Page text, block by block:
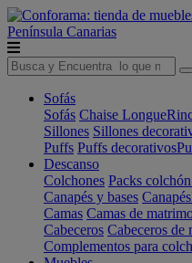
Península Canarias
Sofás
Sofás Chaise Longue
Sillones Sillones
Puffs Puffs decorativos
Descanso
Colchones Packs
Canapés y bases Canapés
Camas Camas de
Cabeceros Cabeceros de
Complementos para